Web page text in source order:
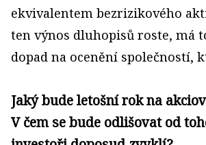
ekvivalentem bezrizikového
ten výnos dluhopisů roste, má
dopad na ocenění společností,
Jaký bude letošní rok na
V čem se bude odlišovat od